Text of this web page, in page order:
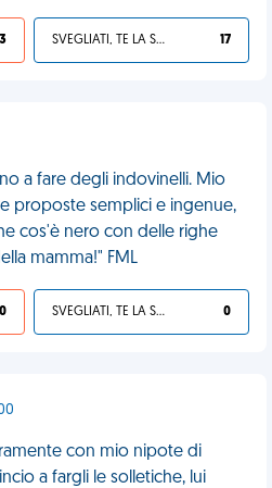
SVEGLIATI, TE LA SEI CERCATA! 17
a fare degli indovinelli. Mio
proposte semplici e ingenue,
cos'è nero con delle righe
mamma!" FML
0 SVEGLIATI, TE LA SEI CERCATA! 0
con mio nipote di
a fargli le solletiche, lui